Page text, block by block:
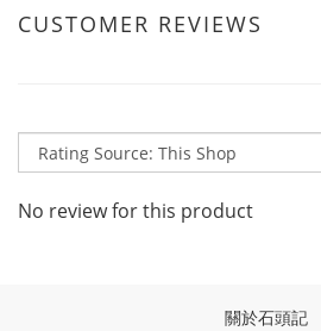
CUSTOMER REVIEWS
No review for this product
關於石頭記